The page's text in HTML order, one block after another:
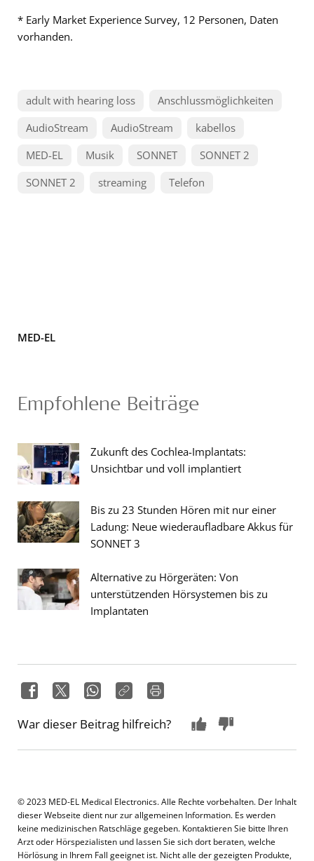
* Early Market Experience Survey, 12 Personen, Daten
vorhanden.
adult with hearing loss
Anschlussmöglichkeiten
AudioStream
AudioStream
kabellos
MED-EL
Musik SONNET
SONNET 2
SONNET 2
streaming Telefon
MED-EL
Empfohlene Beiträge
Zukunft des Cochlea-Implantats:
Unsichtbar und voll implantiert
Bis zu 23 Stunden Hören mit nur einer
Ladung: Neue wiederaufladbare Akkus für
SONNET 3
Alternative zu Hörgeräten: Von
unterstützenden Hörsystemen bis zu
Implantaten
War dieser Beitrag hilfreich?
© 2023 MED-EL Medical Electronics. Alle Rechte vorbehalten. Der Inhalt
dieser Webseite dient nur zur allgemeinen Information. Es werden
keine medizinischen Ratschläge gegeben. Kontaktieren Sie bitte Ihren
Arzt oder Hörspezialisten und lassen Sie sich dort beraten, welche
Hörlösung in Ihrem Fall geeignet ist. Nicht alle der gezeigten Produkte,